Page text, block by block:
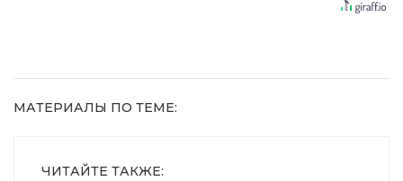
МАТЕРИАЛЫ ПО ТЕМЕ:
ЧИТАЙТЕ ТАКЖЕ: